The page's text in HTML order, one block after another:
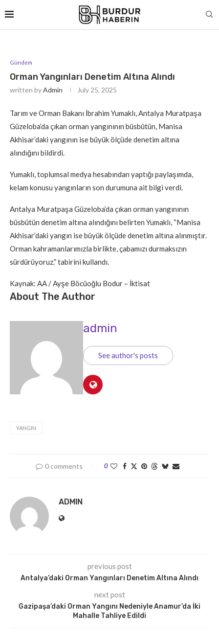
Gündem
Orman Yangınları Denetim Altına Alındı
written byAdmin July 25, 2025
Tarım ve Orman Bakanı İbrahim Yumaklı, Antalya Muratpaşa
Güzeloba’da çıkan orman yangınının büsbütün, Manisa
Akhisar’daki yangının ise büyük ölçüde denetim altına
alındığını bildirdi.
Yumaklı, toplumsal medya hesabından yaptığı paylaşımda,
kelam konusu yangınların son durumuna ait bilgi verdi.
Antalya Muratpaşa Güzeloba’da çıkan orman yangınının
büsbütün denetim altına alındığını belirten Yumaklı, “Manisa
Akhisar’daki yangın ise büyük ölçüde denetim altına alınmıştır.
Orman kahramanlarımızla birlikte, çabamızı durmaksızın
sürdürüyoruz.” tabirini kullandı.
Kaynak: AA / Ayşe Böcüoğlu Bodur – İktisat
About The Author
admin
See author's posts
YANGIN
0 comments 0
ADMIN
previous post
Antalya’daki Orman Yangınları Denetim Altına Alındı
next post
Gazipaşa’daki Orman Yangını Nedeniyle Anamur’da İki
Mahalle Tahliye Edildi